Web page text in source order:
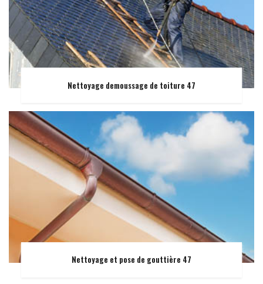
Nettoyage demoussage de toiture 47
Nettoyage et pose de gouttière 47